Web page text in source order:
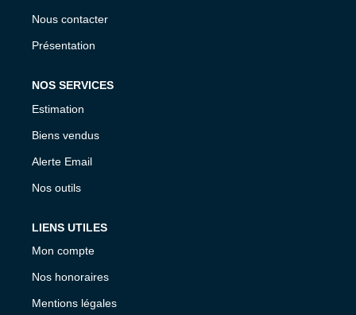
Nous contacter
Présentation
NOS SERVICES
Estimation
Biens vendus
Alerte Email
Nos outils
LIENS UTILES
Mon compte
Nos honoraires
Mentions légales